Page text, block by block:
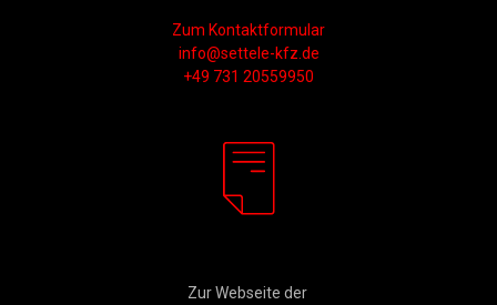
Zum Kontaktformular
info@settele-kfz.de
+49 731 20559950
Zur Webseite der